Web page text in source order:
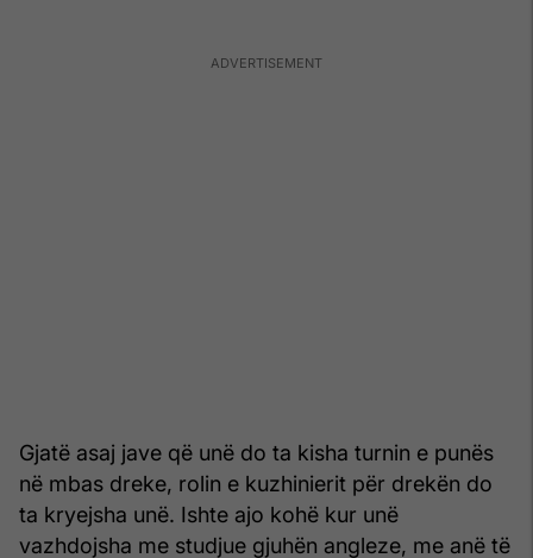
Gjatë asaj jave që unë do ta kisha turnin e punës
në mbas dreke, rolin e kuzhinierit për drekën do
ta kryejsha unë. Ishte ajo kohë kur unë
vazhdojsha me studjue gjuhën angleze, me anë të